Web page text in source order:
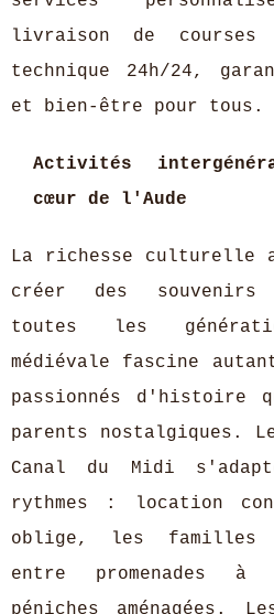
livraison de courses
technique 24h/24,
et bien-être pour tous.
Activités
cœur de l'Aude
La richesse culturelle
créer des souvenirs
toutes les
médiévale fascine
passionnés d'histoire
parents nostalgiques.
Canal du Midi
rythmes : location
oblige, les familles
entre promenades
péniches aménagées.